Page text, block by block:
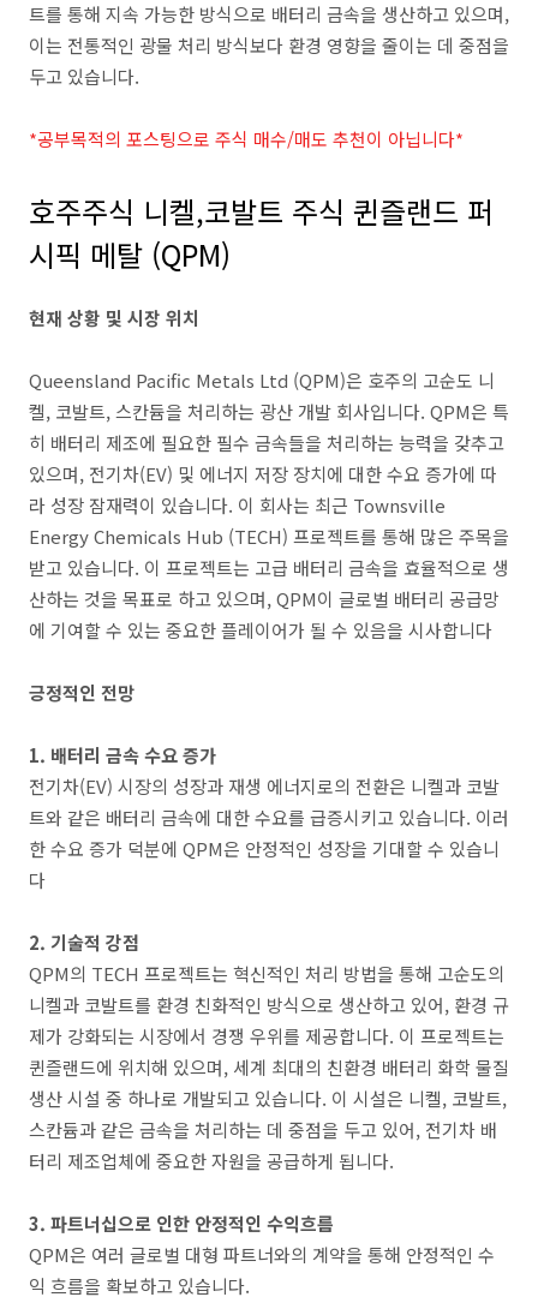
트를 통해 지속 가능한 방식으로 배터리 금속을 생산하고 있으며,
이는 전통적인 광물 처리 방식보다 환경 영향을 줄이는 데 중점을
두고 있습니다.
*공부목적의 포스팅으로 주식 매수/매도 추천이 아닙니다*
호주주식 니켈,코발트 주식 퀸즐랜드 퍼
시픽 메탈 (QPM)
현재 상황 및 시장 위치
Queensland Pacific Metals Ltd (QPM)은 호주의 고순도 니
켈, 코발트, 스칸듐을 처리하는 광산 개발 회사입니다. QPM은 특
히 배터리 제조에 필요한 필수 금속들을 처리하는 능력을 갖추고
있으며, 전기차(EV) 및 에너지 저장 장치에 대한 수요 증가에 따
라 성장 잠재력이 있습니다. 이 회사는 최근 Townsville
Energy Chemicals Hub (TECH) 프로젝트를 통해 많은 주목을
받고 있습니다. 이 프로젝트는 고급 배터리 금속을 효율적으로 생
산하는 것을 목표로 하고 있으며, QPM이 글로벌 배터리 공급망
에 기여할 수 있는 중요한 플레이어가 될 수 있음을 시사합니다​
긍정적인 전망
1. 배터리 금속 수요 증가
전기차(EV) 시장의 성장과 재생 에너지로의 전환은 니켈과 코발
트와 같은 배터리 금속에 대한 수요를 급증시키고 있습니다. 이러
한 수요 증가 덕분에 QPM은 안정적인 성장을 기대할 수 있습니
다​
2. 기술적 강점
QPM의 TECH 프로젝트는 혁신적인 처리 방법을 통해 고순도의
니켈과 코발트를 환경 친화적인 방식으로 생산하고 있어, 환경 규
제가 강화되는 시장에서 경쟁 우위를 제공합니다​. 이 프로젝트는
퀸즐랜드에 위치해 있으며, 세계 최대의 친환경 배터리 화학 물질
생산 시설 중 하나로 개발되고 있습니다. 이 시설은 니켈, 코발트,
스칸듐과 같은 금속을 처리하는 데 중점을 두고 있어, 전기차 배
터리 제조업체에 중요한 자원을 공급하게 됩니다.
3. 파트너십으로 인한 안정적인 수익흐름
QPM은 여러 글로벌 대형 파트너와의 계약을 통해 안정적인 수
익 흐름을 확보하고 있습니다.